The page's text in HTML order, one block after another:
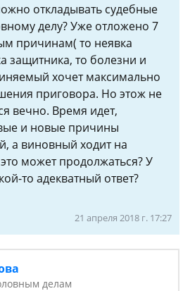
откладывать судебные
делу? Уже отложено 7
причинам( то неявка
защитника, то болезни и
хочет максимально
приговора. Но этож не
вечно. Время идет,
и новые причины
а виновный ходит на
может продолжаться? У
то адекватный ответ?
21 апреля 2018 г. 17:27
делам